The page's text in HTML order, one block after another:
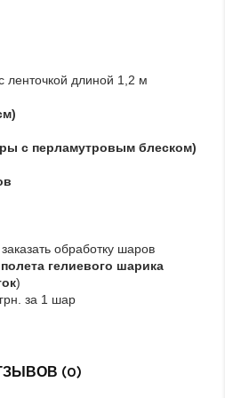
длиной 1,2 м
с перламутровым блеском)
обработку шаров
гелиевого шарика
)
за 1 шар
(0)